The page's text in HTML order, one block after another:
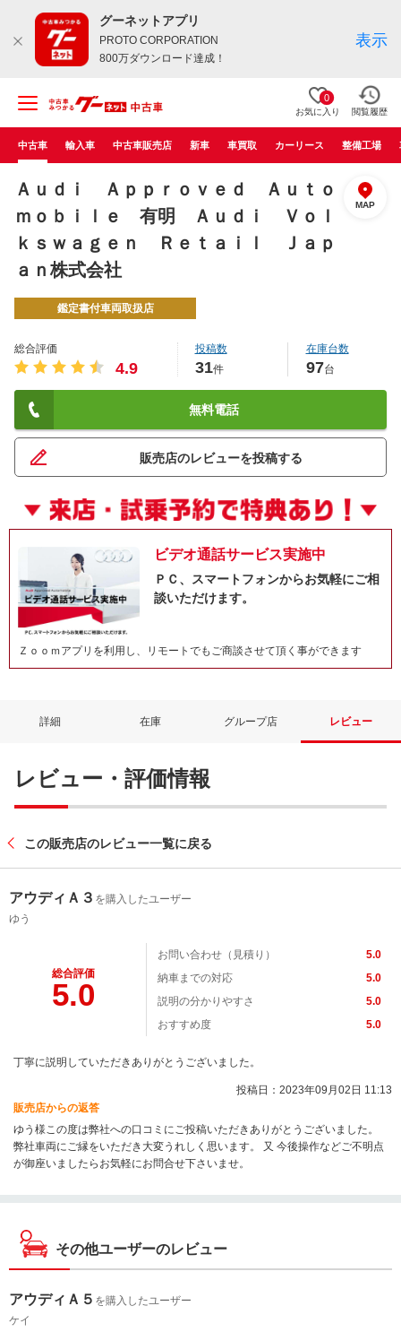
グーネットアプリ
PROTO CORPORATION
800万ダウンロード達成！
表示
0
お気に入り 閲覧履歴
中古車 輸入車 中古車販売店 新車 車買取 カーリース 整備工場
Ａｕｄｉ Ａｐｐｒｏｖｅｄ Ａｕｔｏ
ｍｏｂｉｌｅ 有明 Ａｕｄｉ Ｖｏｌ
ｋｓｗａｇｅｎ Ｒｅｔａｉｌ Ｊａｐ
ａｎ株式会社
MAP
鑑定書付車両取扱店
総合評価
4.9
投稿数
31件
在庫台数
97台
無料電話
販売店のレビューを投稿する
ビデオ通話サービス実施中
ＰＣ、スマートフォンからお気軽にご相
談いただけます。
Ｚｏｏｍアプリを利用し、リモートでもご商談させて頂く事ができます
詳細 在庫 グループ店 レビュー
レビュー・評価情報
この販売店のレビュー一覧に戻る
アウディＡ３ を購入したユーザー
ゆう
総合評価
5.0
お問い合わせ（見積り）
5.0
納車までの対応
5.0
説明の分かりやすさ
5.0
おすすめ度
5.0
丁寧に説明していただきありがとうございました。
投稿日：2023年09月02日 11:13
販売店からの返答
ゆう様この度は弊社への口コミにご投稿いただきありがとうございました。
弊社車両にご縁をいただき大変うれしく思います。 又 今後操作などご不明点
が御座いましたらお気軽にお問合せ下さいませ。
その他ユーザーのレビュー
アウディＡ５ を購入したユーザー
ケイ